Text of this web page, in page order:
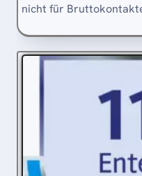
nicht für